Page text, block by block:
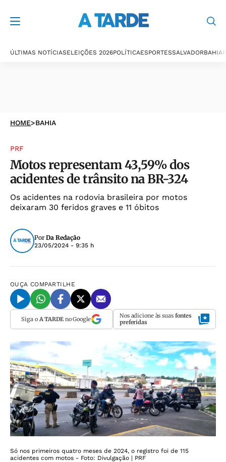
ÚLTIMAS NOTÍCIASELEIÇÕES 2026POLÍTICAESPORTESSALVADORBAHIA
HOME>BAHIA
PRF
Motos representam 43,59% dos
acidentes de trânsito na BR-324
Os acidentes na rodovia brasileira por motos
deixaram 30 feridos graves e 11 óbitos
Por Da Redação
23/05/2024 - 9:35 h
OUÇA COMPARTILHE
Siga o A TARDEno Google Nos adicione às suas fontes
preferidas
Só nos primeiros quatro meses de 2024, o registro foi de 115
acidentes com motos - Foto: Divulgação | PRF